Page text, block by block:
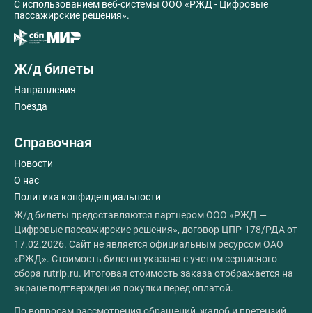
C использованием веб-системы ООО «РЖД - Цифровые
пассажирские решения».
Ж/д билеты
Направления
Поезда
Справочная
Новости
О нас
Политика конфиденциальности
Ж/д билеты предоставляются партнером ООО «РЖД —
Цифровые пассажирские решения», договор ЦПР-178/РДА от
17.02.2026. Сайт не является официальным ресурсом ОАО
«РЖД». Стоимость билетов указана с учетом сервисного
сбора rutrip.ru. Итоговая стоимость заказа отображается на
экране подтверждения покупки перед оплатой.